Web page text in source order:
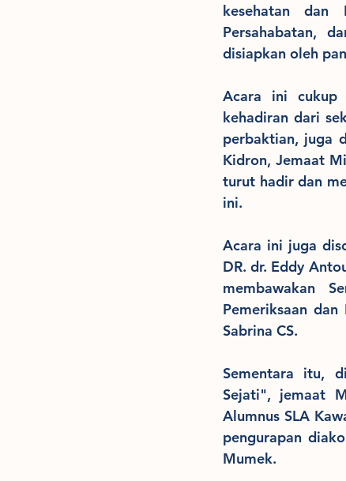
kesehatan dan
Persahabatan,
disiapkan oleh
Acara ini cukup
kehadiran dari
perbaktian, juga
Kidron, Jemaat
turut hadir dan
ini.
Acara ini juga
DR. dr. Eddy
membawakan
Pemeriksaan
Sabrina CS.
Sementara itu,
Sejati", jemaat
Alumnus SLA
pengurapan
Mumek.